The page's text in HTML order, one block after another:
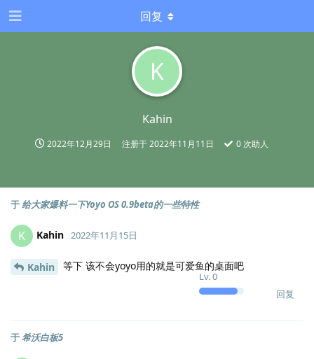
K
Kahin
2022年12月29日 注册于2022年11月11日 0 次助人
回复
于给大家爆料一下Yoyo OS 0.9beta的一些特性
K Kahin
Lv.0
2022年11月15日
Kahin 等下 该不会yoyo用的就是可爱鱼的桌面吧
回复
于希沃白板5